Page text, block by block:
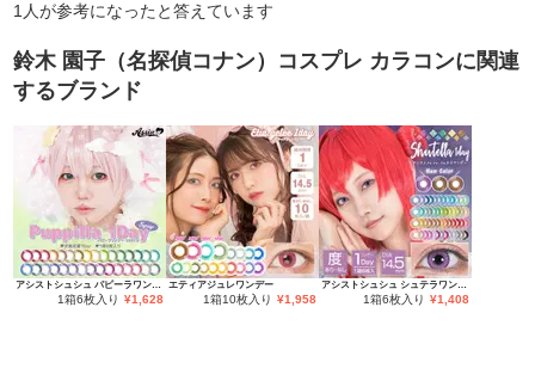
1 人が参考になったと答えています
鈴木 園子（名探偵コナン）コスプレ カラコンに関連
するブランド
アシストシュシュ パピーラワンデー
1箱6枚入り ¥1,628
エティアジュレワンデー
1箱10枚入り ¥1,958
アシストシュシュ シュテラワンデー
1箱6枚入り ¥1,408